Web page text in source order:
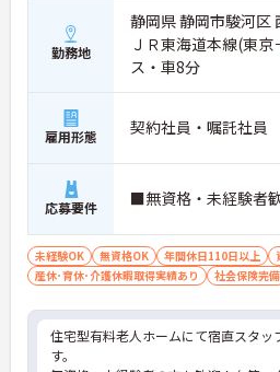
・継続的に関わることで信頼関係を構築
・地域の中で役割が明確なサービス
→ 「その人らしい生活」を支える実感
■ 主体的に関われるケア体制
やりがい重視の方にもおすすめです。
・介護職が計画作成に関わる仕組み
・サービスの組み合わせを調整し個別
・多職種連携でチーム医療を実践
→ 自分の考えを活かしながら働けます
勤務地
静岡県 静岡市駿河区
ＪＲ東海道本線(東
ス・車8分
雇用形態 契約社員・嘱託社員
応募要件 ■無資格・未経験者
未経験OK 無資格OK 年間休日110日以上
産休･育休･介護休暇取得実績あり
社会保険完備
住宅型有料老人ホームにて宿直スタッ
す。